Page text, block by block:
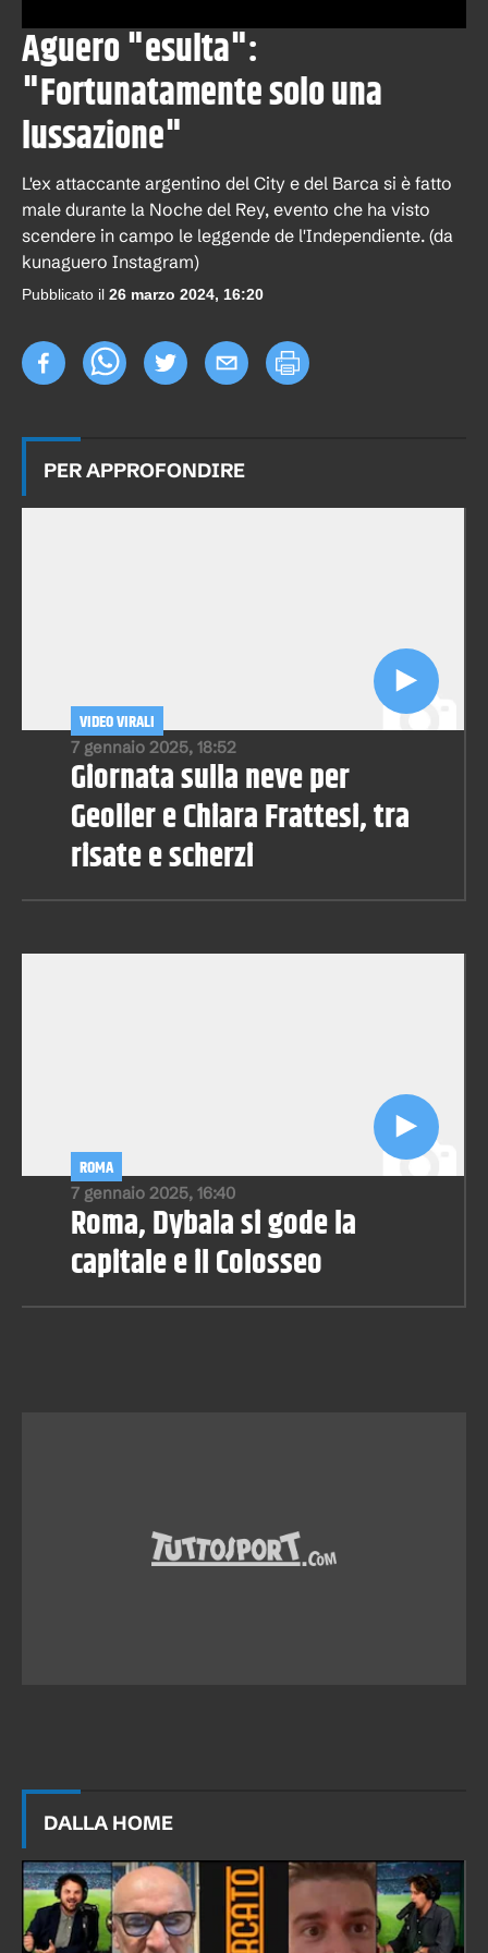
Aguero "esulta":
"Fortunatamente solo una
lussazione"
L'ex attaccante argentino del City e del Barca si è fatto
male durante la Noche del Rey, evento che ha visto
scendere in campo le leggende de l'Independiente. (da
kunaguero Instagram)
Pubblicato il 26 marzo 2024, 16:20
PER APPROFONDIRE
7 gennaio 2025, 18:52
VIDEO VIRALI
Giornata sulla neve per
Geolier e Chiara Frattesi, tra
risate e scherzi
7 gennaio 2025, 16:40
ROMA
Roma, Dybala si gode la
capitale e il Colosseo
DALLA HOME